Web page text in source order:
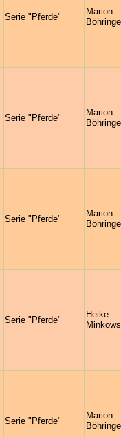
Serie "Pferde"
Marion
Serie "Pferde"
Marion
Serie "Pferde"
Marion
Serie "Pferde"
Heike
Serie "Pferde"
Marion